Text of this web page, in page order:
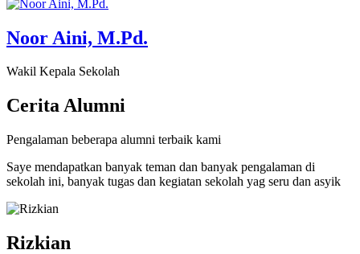
Noor Aini, M.Pd.
Wakil Kepala Sekolah
CeritaAlumni
Pengalaman beberapa alumni terbaik kami
Saye mendapatkan banyak teman dan banyak pengalaman di
sekolah ini, banyak tugas dan kegiatan sekolah yag seru dan asyik
Rizkian